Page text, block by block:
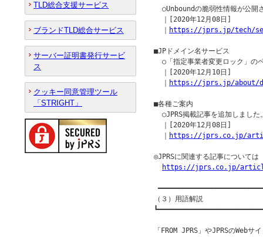
○Unboundの脆弱性情報が公
  ｜[2020年12月08日]
https://jprs.jp/tech/
■JPドメイン名サービス
○「指定事業者変更ロック」の
  ｜[2020年12月10日]
https://jprs.jp/about/
■各種ご案内
○JPRS掲載記事を追加しました
  ｜[2020年12月08日]
https://jprs.co.jp/
◎JPRSに関連する記事について
https://jprs.co.jp/
（３）用語解説
「FROM JPRS」やJPRSのWeb
TLD総合支援サービス
ブランドTLD総合サービス
サーバー証明書発行サービ
ス
クッキー同意管理ツール
「STRIGHT」